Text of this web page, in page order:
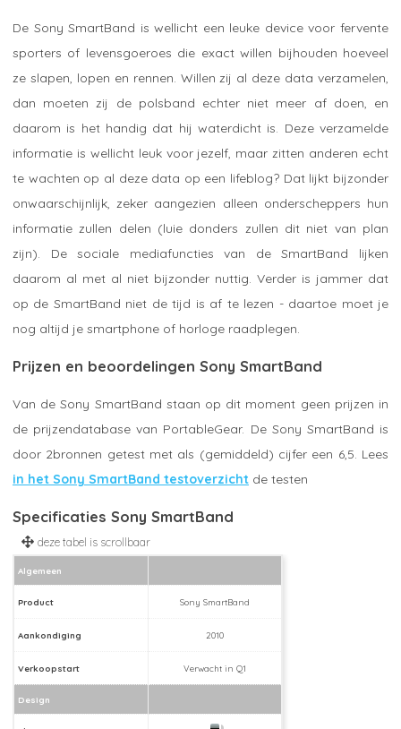
De Sony SmartBand is wellicht een leuke device voor fervente
sporters of levensgoeroes die exact willen bijhouden hoeveel
ze slapen, lopen en rennen. Willen zij al deze data verzamelen,
dan moeten zij de polsband echter niet meer af doen, en
daarom is het handig dat hij waterdicht is. Deze verzamelde
informatie is wellicht leuk voor jezelf, maar zitten anderen echt
te wachten op al deze data op een lifeblog? Dat lijkt bijzonder
onwaarschijnlijk, zeker aangezien alleen onderscheppers hun
informatie zullen delen (luie donders zullen dit niet van plan
zijn). De sociale mediafuncties van de SmartBand lijken
daarom al met al niet bijzonder nuttig. Verder is jammer dat
op de SmartBand niet de tijd is af te lezen - daartoe moet je
nog altijd je smartphone of horloge raadplegen.
Prijzen en beoordelingen Sony SmartBand
Van de Sony SmartBand staan op dit moment geen prijzen in
de prijzendatabase van PortableGear. De Sony SmartBand is
door 2bronnen getest met als (gemiddeld) cijfer een 6,5. Lees
in het Sony SmartBand testoverzicht de testen
Specificaties Sony SmartBand
Algemeen
Product Sony SmartBand
Aankondiging 2010
Verkoopstart Verwacht in Q1
Design